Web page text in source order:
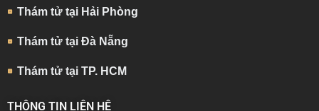
Thám tử tại Hải Phòng
Thám tử tại Đà Nẵng
Thám tử tại TP. HCM
THÔNG TIN LIÊN HỆ